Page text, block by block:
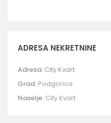
ADRESA NEKRETNINE
Adresa: City Kvart
Grad: Podgorica
Naselje: City Kvart